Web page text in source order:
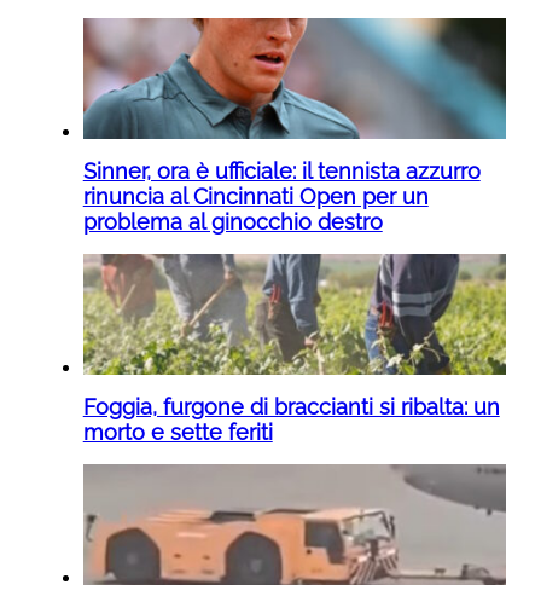
Sinner, ora è ufficiale: il tennista azzurro
rinuncia al Cincinnati Open per un
problema al ginocchio destro
Foggia, furgone di braccianti si ribalta: un
morto e sette feriti